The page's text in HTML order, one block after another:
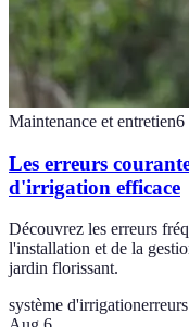
Maintenance et entretien6
Les erreurs
d'irrigation efficace
Découvrez les erreurs
l'installation et de la
jardin florissant.
système d'irrigation